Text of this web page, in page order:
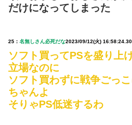
だけになってしまった
25： 名無しさん必死だな2023/09/12(火)
ソフト買ってPSを盛り上
立場なのに
ソフト買わずに戦争ごっ
ちゃんよ
そりゃPS低迷するわ